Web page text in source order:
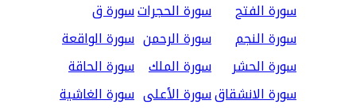
سورة الفتح سورة الحجراتسورة ق
سورة النجم
سورة الرحمن سورة الواقعة
سورة الحشر
سورة الملك سورة الحاقة
سورة الانشقاقسورة الأعلى سورة الغاشية